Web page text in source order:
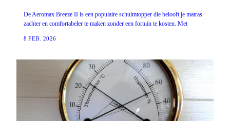
De Aeromax Breeze II is een populaire schuimtopper die belooft je matras
zachter en comfortabeler te maken zonder een fortuin te kosten. Met
8 FEB. 2026